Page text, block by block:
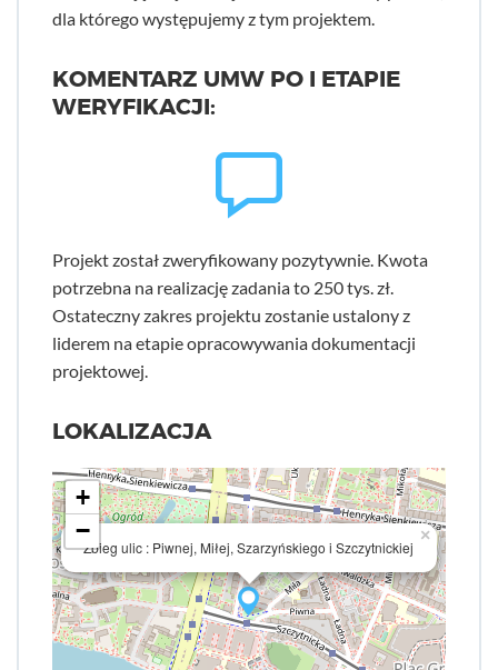
dla którego występujemy z tym projektem.
KOMENTARZ UMW PO I ETAPIE
WERYFIKACJI:
Projekt został zweryfikowany pozytywnie. Kwota
potrzebna na realizację zadania to 250 tys. zł.
Ostateczny zakres projektu zostanie ustalony z
liderem na etapie opracowywania dokumentacji
projektowej.
LOKALIZACJA
Zbieg ulic : Piwnej, Miłej, Szarzyńskiego i Szczytnickiej
×
+
−